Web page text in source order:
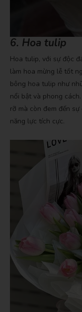
6. Hoa tulip
Hoa tulip, với sự độc
làm hoa mừng lễ tốt
bông hoa tulip như
nổi bật và phong
rỡ mà còn đem đến
năng lực tích cực.